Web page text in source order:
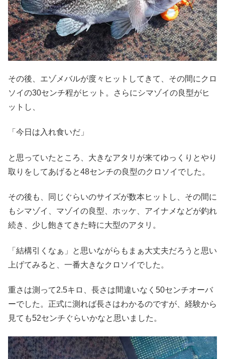
その後、エゾメバルが度々ヒットしてきて、その間にクロ
ソイの30センチ程がヒット。さらにシマゾイの良型がヒ
ットし、
「今日は入れ食いだ」
と思っていたところ、大きなアタリが来てゆっくりとやり
取りをしてあげると48センチの良型のクロソイでした。
その後も、同じぐらいのサイズが数本ヒットし、その間に
もシマゾイ、マゾイの良型、ホッケ、アイナメなどが釣れ
続き、少し飽きてきた時に大型のアタリ。
「結構引くなぁ」と思いながらもまぁ大丈夫だろうと思い
上げてみると、一番大きなクロソイでした。
重さは測って2.5キロ、長さは間違いなく50センチオーバ
ーでした。正式に測れば長さはわかるのですが、経験から
見ても52センチぐらいかなと思いました。